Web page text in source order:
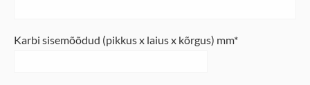
Karbi sisemõõdud (pikkus x laius x kõrgus) mm